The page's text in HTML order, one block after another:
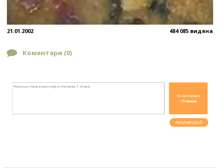
21.01.2002 484 085 видяна
Коментари (0)